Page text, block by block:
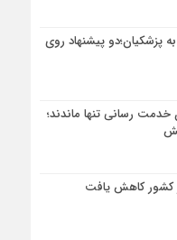
پزشکیان؛دو پیشنهاد روی
خدمت رسانی تنها ماندند؛
کشور کاهش یافت